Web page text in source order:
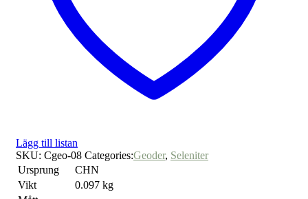
Lägg till listan
SKU: Cgeo-08 Categories:Geoder, Seleniter
Ursprung
CHN
Vikt
0.097 kg